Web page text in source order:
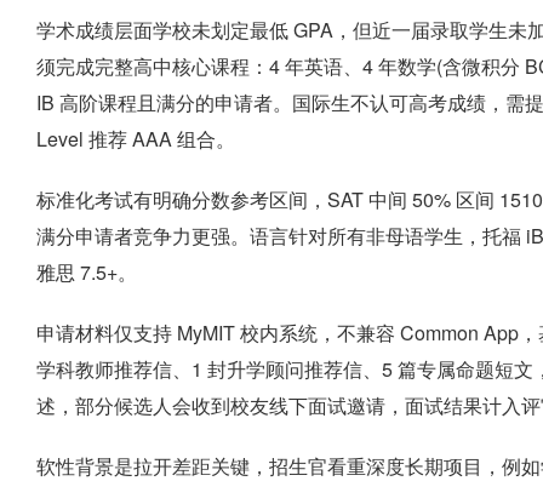
学术成绩层面学校未划定最低 GPA，但近一届录取学生未
须完成完整高中核心课程：4 年英语、4 年数学(含微积分
IB 高阶课程且满分的申请者。国际生不认可高考成绩，需
Level 推荐 AAA 组合。
标准化考试有明确分数参考区间，SAT 中间 50% 区间
满分申请者竞争力更强。语言针对所有非母语学生，托福
雅思 7.5+。
申请材料仅支持 MyMIT 校内系统，不兼容 Common App
学科教师推荐信、1 封升学顾问推荐信、5 篇专属命题短
述，部分候选人会收到校友线下面试邀请，面试结果计入
软性背景是拉开差距关键，招生官看重深度长期项目，例